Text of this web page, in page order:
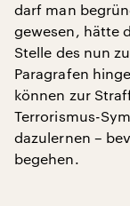
darf man
gewesen, hätte
Stelle des nun
Paragrafen
können zur
Terrorismus-
dazulernen –
begehen.